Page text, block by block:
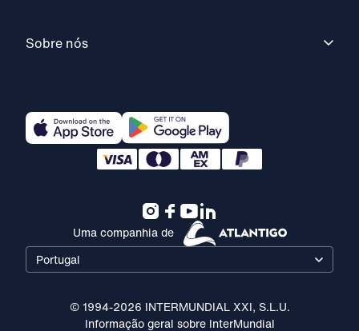
Sobre nós
Uma companhia de
Portugal
© 1994-2026 INTERMUNDIAL XXI, S.L.U.
Informação geral sobre InterMundial